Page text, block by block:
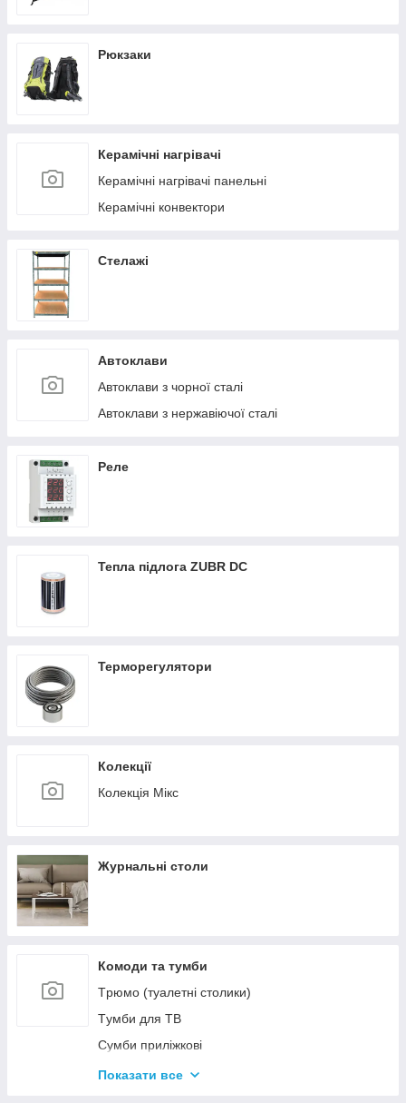
Рюкзаки
Керамічні нагрівачі
Керамічні нагрівачі панельні
Керамічні конвектори
Стелажі
Автоклави
Автоклави з чорної сталі
Автоклави з нержавіючої сталі
Реле
Тепла підлога ZUBR DC
Терморегулятори
Колекції
Колекція Мікс
Журнальні столи
Комоди та тумби
Tрюмо (туалетні столики)
Tумби для ТВ
Сумби приліжкові
Комоди
Показати все